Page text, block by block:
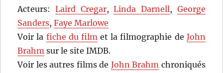
Acteurs: Laird Cregar,Linda Darnell, George
Sanders,Faye Marlowe
Voir la fiche du filmet la filmographie de John
Brahm sur le site IMDB.
Voir les autres films de John Brahm chroniqués